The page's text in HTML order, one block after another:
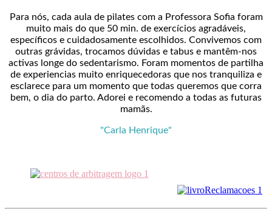
Para nós, cada aula de pilates com a Professora Sofia foram
muito mais do que 50 min. de exercícios agradáveis,
específicos e cuidadosamente escolhidos. Convivemos com
outras grávidas, trocamos dúvidas e tabus e mantêm-nos
activas longe do sedentarismo. Foram momentos de partilha
de experiencias muito enriquecedoras que nos tranquiliza e
esclarece para um momento que todas queremos que corra
bem, o dia do parto. Adorei e recomendo a todas as futuras
mamãs.
"Carla Henrique"